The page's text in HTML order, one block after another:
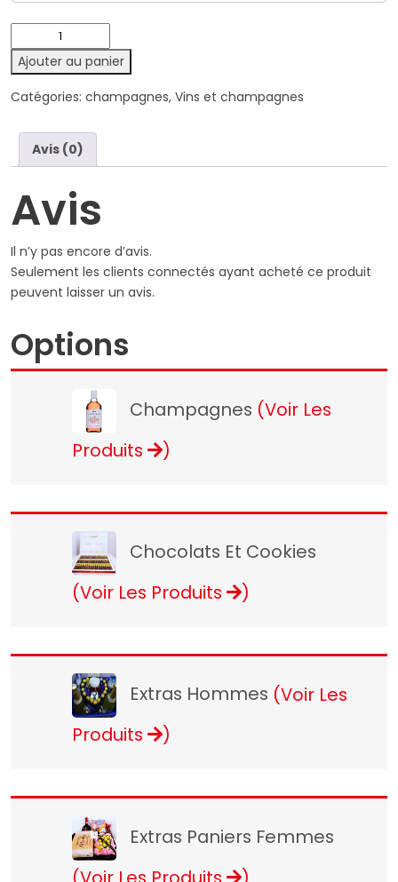
confirmerons le choix retenu).
quantité
de
Ruinart
brut
Ajouter au panier
Catégories: champagnes, Vins et champagnes
Avis (0)
Avis
Il n’y pas encore d’avis.
Seulement les clients connectés ayant acheté ce produit
peuvent laisser un avis.
Options
Champagnes (Voir Les
Produits
)
Chocolats Et Cookies
(Voir Les Produits
)
Extras Hommes (Voir Les
Produits
)
Extras Paniers Femmes